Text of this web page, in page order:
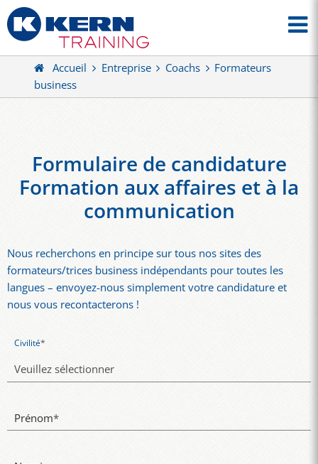
Accueil Entreprise Coachs
Formateurs
business
Formulaire de candidature
Formation aux affaires et à la
communication
Nous recherchons en principe sur tous nos sites des
formateurs/trices business indépendants pour toutes les
langues – envoyez-nous simplement votre candidature et
nous vous recontacterons !
Civilité*
Prénom*